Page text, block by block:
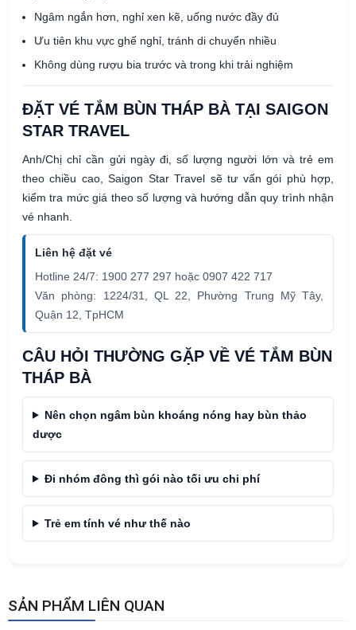
Ngâm ngắn hơn, nghỉ xen kẽ, uống nước đầy đủ
Ưu tiên khu vực ghế nghỉ, tránh di chuyển nhiều
Không dùng rượu bia trước và trong khi trải nghiệm
ĐẶT VÉ TẮM BÙN THÁP BÀ TẠI SAIGON
STAR TRAVEL
Anh/Chị chỉ cần gửi ngày đi, số lượng người lớn và trẻ em
theo chiều cao, Saigon Star Travel sẽ tư vấn gói phù hợp,
kiểm tra mức giá theo số lượng và hướng dẫn quy trình nhận
vé nhanh.
Liên hệ đặt vé
Hotline 24/7: 1900 277 297 hoặc 0907 422 717
Văn phòng: 1224/31, QL 22, Phường Trung Mỹ Tây,
Quận 12, TpHCM
CÂU HỎI THƯỜNG GẶP VỀ VÉ TẮM BÙN
THÁP BÀ
Nên chọn ngâm bùn khoáng nóng hay bùn thảo
dược
Đi nhóm đông thì gói nào tối ưu chi phí
Trẻ em tính vé như thế nào
SẢN PHẨM LIÊN QUAN